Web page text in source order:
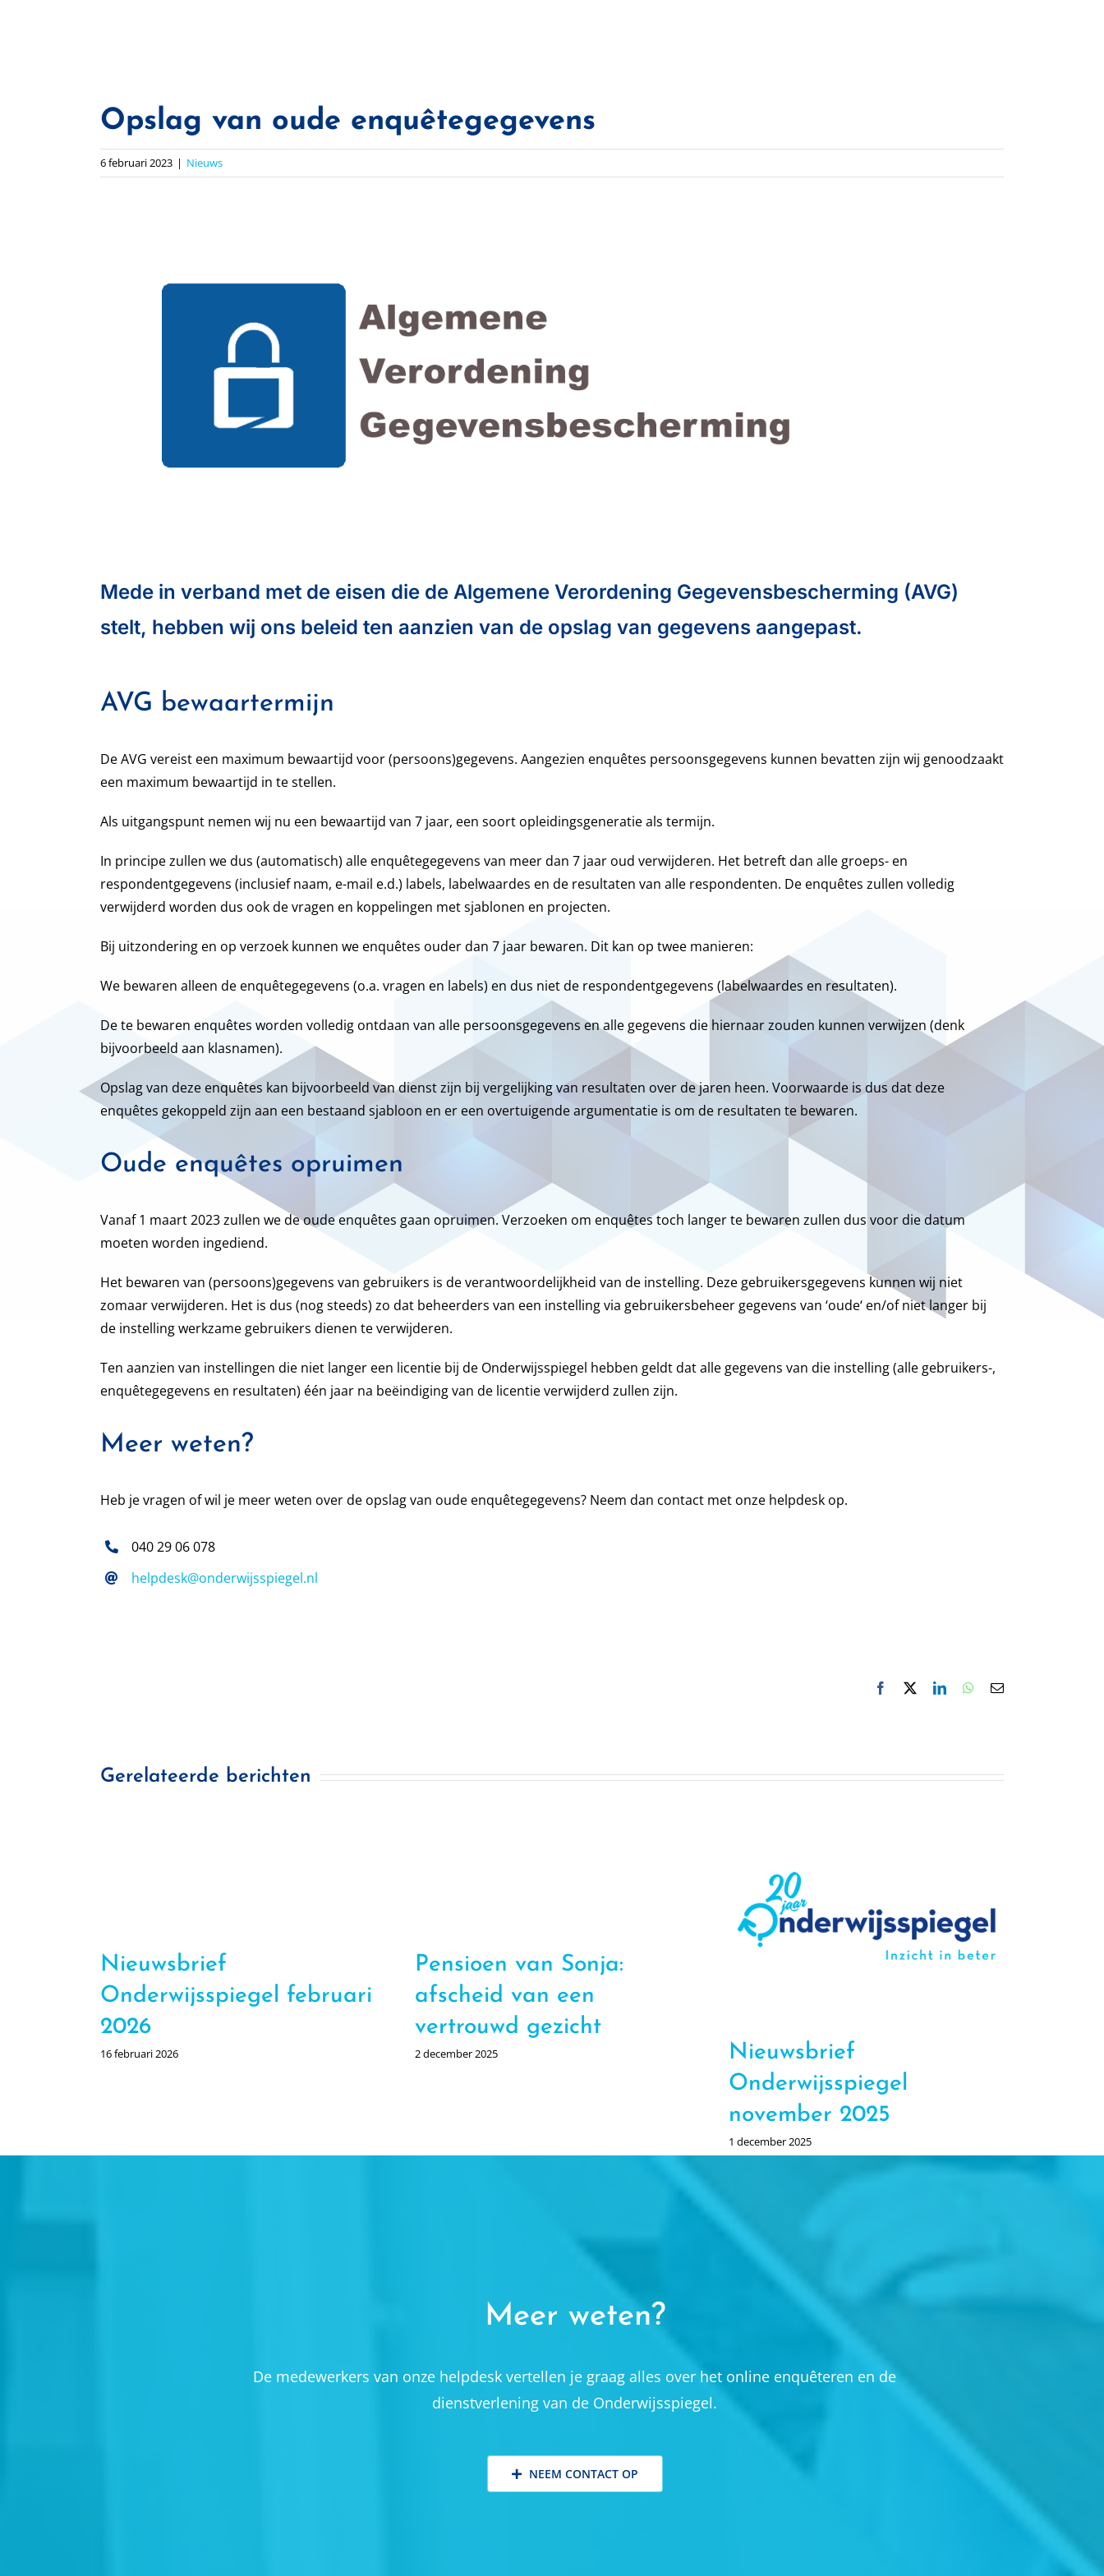
Opslag van oude enquêtegegevens
6 februari 2023 | Nieuws
Mede in verband met de eisen die de Algemene Verordening Gegevensbescherming (AVG)
stelt, hebben wij ons beleid ten aanzien van de opslag van gegevens aangepast.
AVG bewaartermijn
De AVG vereist een maximum bewaartijd voor (persoons)gegevens. Aangezien enquêtes persoonsgegevens kunnen bevatten zijn wij genoodzaakt
een maximum bewaartijd in te stellen.
Als uitgangspunt nemen wij nu een bewaartijd van 7 jaar, een soort opleidingsgeneratie als termijn.
In principe zullen we dus (automatisch) alle enquêtegegevens van meer dan 7 jaar oud verwijderen. Het betreft dan alle groeps- en
respondentgegevens (inclusief naam, e-mail e.d.) labels, labelwaardes en de resultaten van alle respondenten. De enquêtes zullen volledig
verwijderd worden dus ook de vragen en koppelingen met sjablonen en projecten.
Bij uitzondering en op verzoek kunnen we enquêtes ouder dan 7 jaar bewaren. Dit kan op twee manieren:
We bewaren alleen de enquêtegegevens (o.a. vragen en labels) en dus niet de respondentgegevens (labelwaardes en resultaten).
De te bewaren enquêtes worden volledig ontdaan van alle persoonsgegevens en alle gegevens die hiernaar zouden kunnen verwijzen (denk
bijvoorbeeld aan klasnamen).
Opslag van deze enquêtes kan bijvoorbeeld van dienst zijn bij vergelijking van resultaten over de jaren heen. Voorwaarde is dus dat deze
enquêtes gekoppeld zijn aan een bestaand sjabloon en er een overtuigende argumentatie is om de resultaten te bewaren.
Oude enquêtes opruimen
Vanaf 1 maart 2023 zullen we de oude enquêtes gaan opruimen. Verzoeken om enquêtes toch langer te bewaren zullen dus voor die datum
moeten worden ingediend.
Het bewaren van (persoons)gegevens van gebruikers is de verantwoordelijkheid van de instelling. Deze gebruikersgegevens kunnen wij niet
zomaar verwijderen. Het is dus (nog steeds) zo dat beheerders van een instelling via gebruikersbeheer gegevens van ‘oude‘ en/of niet langer bij
de instelling werkzame gebruikers dienen te verwijderen.
Ten aanzien van instellingen die niet langer een licentie bij de Onderwijsspiegel hebben geldt dat alle gegevens van die instelling (alle gebruikers-,
enquêtegegevens en resultaten) één jaar na beëindiging van de licentie verwijderd zullen zijn.
Meer weten?
Heb je vragen of wil je meer weten over de opslag van oude enquêtegegevens? Neem dan contact met onze helpdesk op.
040 29 06 078
helpdesk@onderwijsspiegel.nl
Facebook LinkedInWhatsApp
E-
Gerelateerde berichten
Nieuwsbrief
Onderwijsspiegel februari
2026
16 februari 2026
Pensioen van Sonja:
afscheid van een
vertrouwd gezicht
2 december 2025
Nieuwsbrief
Onderwijsspiegel
november 2025
1 december 2025
Meer weten?
De medewerkers van onze helpdesk vertellen je graag alles over het online enquêteren en de
dienstverlening van de Onderwijsspiegel.
NEEM CONTACT OP